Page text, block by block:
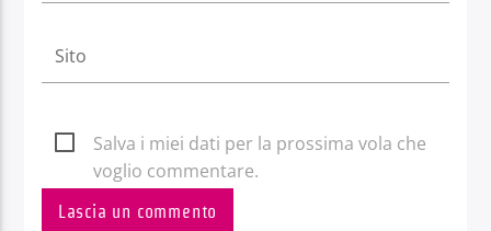
Salva i miei dati per la prossima vola che
voglio commentare.